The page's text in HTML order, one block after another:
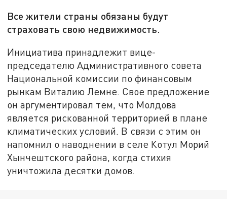
Все жители страны обязаны будут
страховать свою недвижимость.
Инициатива принадлежит вице-
председателю Административного совета
Национальной комиссии по финансовым
рынкам Виталию Лемне. Свое предложение
он аргументировал тем, что Молдова
является рискованной территорией в плане
климатических условий. В связи с этим он
напомнил о наводнении в селе Котул Морий
Хынчештского района, когда стихия
уничтожила десятки домов.